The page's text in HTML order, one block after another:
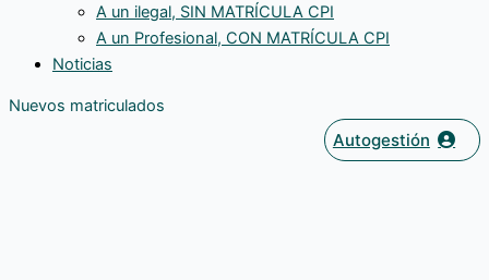
A un ilegal, SIN MATRÍCULA CPI
A un Profesional, CON MATRÍCULA CPI
Noticias
Nuevos matriculados
Autogestión